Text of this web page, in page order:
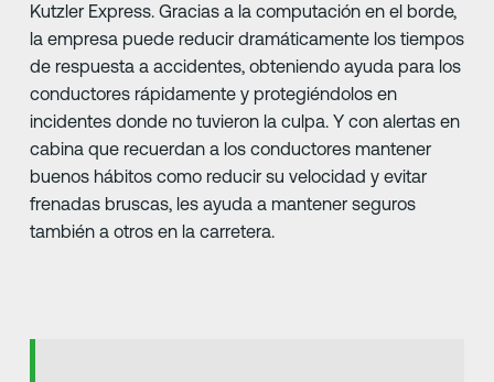
Kutzler Express. Gracias a la computación en el borde,
la empresa puede reducir dramáticamente los tiempos
de respuesta a accidentes, obteniendo ayuda para los
conductores rápidamente y protegiéndolos en
incidentes donde no tuvieron la culpa. Y con alertas en
cabina que recuerdan a los conductores mantener
buenos hábitos como reducir su velocidad y evitar
frenadas bruscas, les ayuda a mantener seguros
también a otros en la carretera.